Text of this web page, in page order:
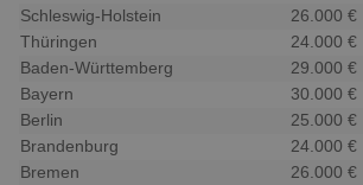
Schleswig-Holstein
26.000 €
Thüringen
24.000 €
Baden-Württemberg
29.000 €
Bayern
30.000 €
Berlin
25.000 €
Brandenburg
24.000 €
Bremen
26.000 €